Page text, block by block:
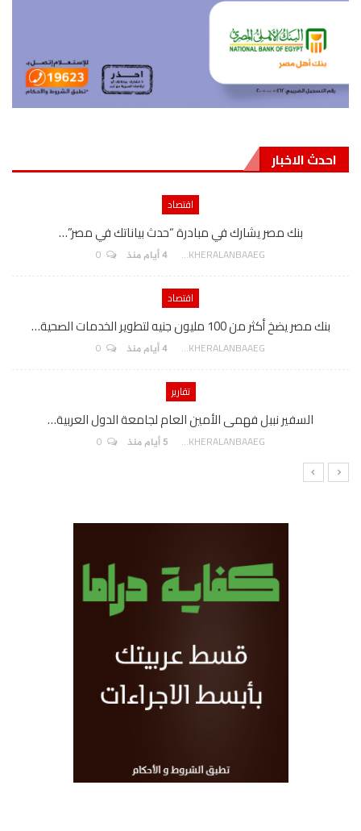
احدث الاخبار
اقتصاد
بنك مصر يشارك في مبادرة “حدث بياناتك في مصر”…
AKHERALANBAAEG 4 أيام منذ
اقتصاد
بنك مصر يضخ أكثر من 100 مليون جنيه لتطوير الخدمات الصحية…
AKHERALANBAAEG 4 أيام منذ
تقارير
السفير نببل فهمى الأمين العام لجامعة الدول العربية…
AKHERALANBAAEG 5 أيام منذ